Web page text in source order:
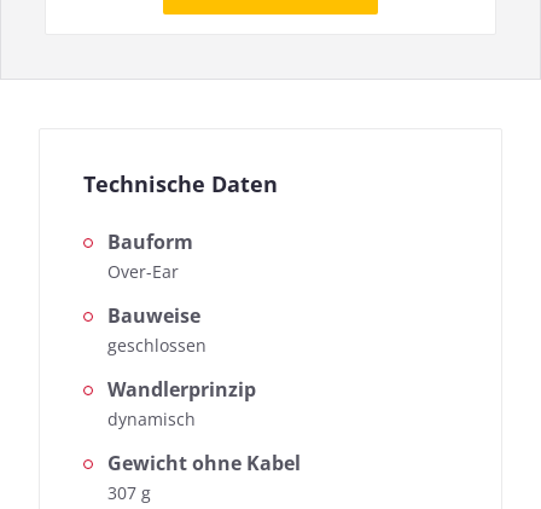
Technische Daten
Bauform
Over-Ear
Bauweise
geschlossen
Wandlerprinzip
dynamisch
Gewicht ohne Kabel
307 g